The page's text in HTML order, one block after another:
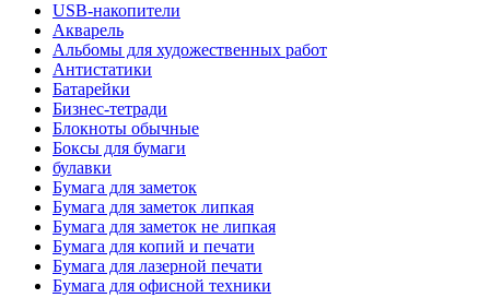
USB-накопители
Акварель
Альбомы для художественных работ
Антистатики
Батарейки
Бизнес-тетради
Блокноты обычные
Боксы для бумаги
булавки
Бумага для заметок
Бумага для заметок липкая
Бумага для заметок не липкая
Бумага для копий и печати
Бумага для лазерной печати
Бумага для офисной техники